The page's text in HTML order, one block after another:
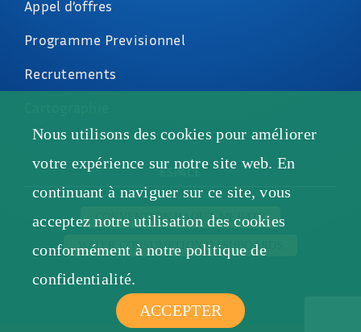
Appel d’offres
Programme Previsionnel
Recrutements
ESPACE
CONVENTION HAOUZ-MEJJATE
WATER CONSUMPTION DASHBOARDS
Nous utilisons des cookies pour améliorer
votre expérience sur notre site web. En
continuant à naviguer sur ce site, vous
acceptez notre utilisation des cookies
conformément à notre politique de
confidentialité.
ACCEPTER